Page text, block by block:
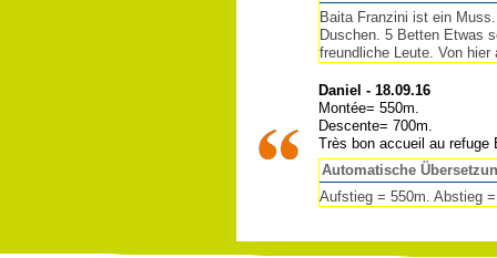
Baita Franzini ist ein
Duschen. 5 Betten Etwas
freundliche Leute. Von
Daniel - 18.09.16
Montée= 550m.
Descente= 700m.
Très bon accueil au refuge
Automatische
Aufstieg = 550m. Abstieg